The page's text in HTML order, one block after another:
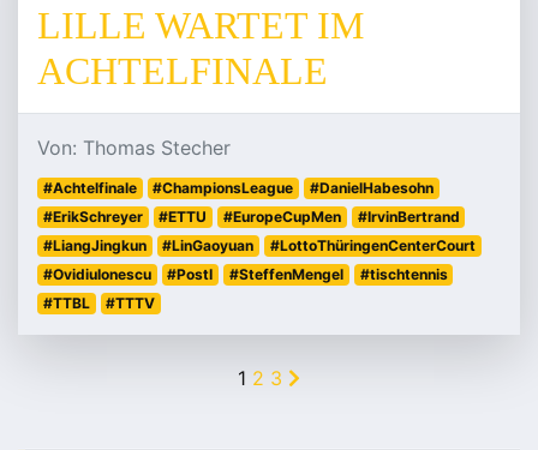
LILLE WARTET IM
ACHTELFINALE
Von: Thomas Stecher
#Achtelfinale #ChampionsLeague
#DanielHabesohn
#ErikSchreyer
#ETTU #EuropeCupMen
#IrvinBertrand
#LiangJingkun
#LinGaoyuan
#LottoThüringenCenterCourt
#OvidiuIonescu
#PostI #SteffenMengel
#tischtennis
#TTBL
#TTTV
1 2 3